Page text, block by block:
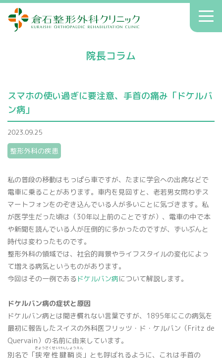
倉石整形外科クリニック
アクセス
送迎
院長コラム
へバーデン結節 患者さんの声
骨密度検査
プライバシーポリシー
院長コラム
スマホの使い過ぎに要注意、手首の痛み「ドケルバ
ン病」
2023.09.25
整形外科の疾患
私の普段の移動はもっぱら車ですが、たまに学会への出席などで
電車に乗ることがあります。車内を見回すと、老若男女問わずス
マートフォンをのぞき込んでいる人が多いことに気づきます。私
が医学生だった頃は（30年以上前のことですが）、電車の中で本
や新聞を読んでいる人が圧倒的に多かったのですが、ずいぶんと
時代は変わったものです。
整形外科の領域では、社会的背景やライフスタイルの変化によっ
て増える病気というものがあります。
今回はその一例である ドケルバン病について解説します。
ドケルバン病の症状と原因
ドケルバン病とは聞き慣れない言葉ですが、1895年にこの病気を
最初に報告したスイスの外科医フリッツ・ド・ケルバン（Fritz de
Quervain）の名前に由来しています。
別名で「狭窄性腱鞘炎
きょうさくせいけんしょうえん
」とも呼ばれるように、これは手首の